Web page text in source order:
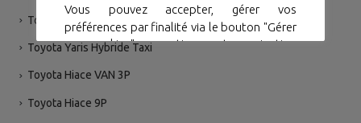
Toyota Land Cruiser GR-SPORT
Toyota Yaris Hybride Taxi
Toyota Hiace VAN 3P
Toyota Hiace 9P
Vous pouvez accepter, gérer vos
préférences par finalité via le bouton "Gérer
mes cookies". ou continuer votre navigation
accepter".